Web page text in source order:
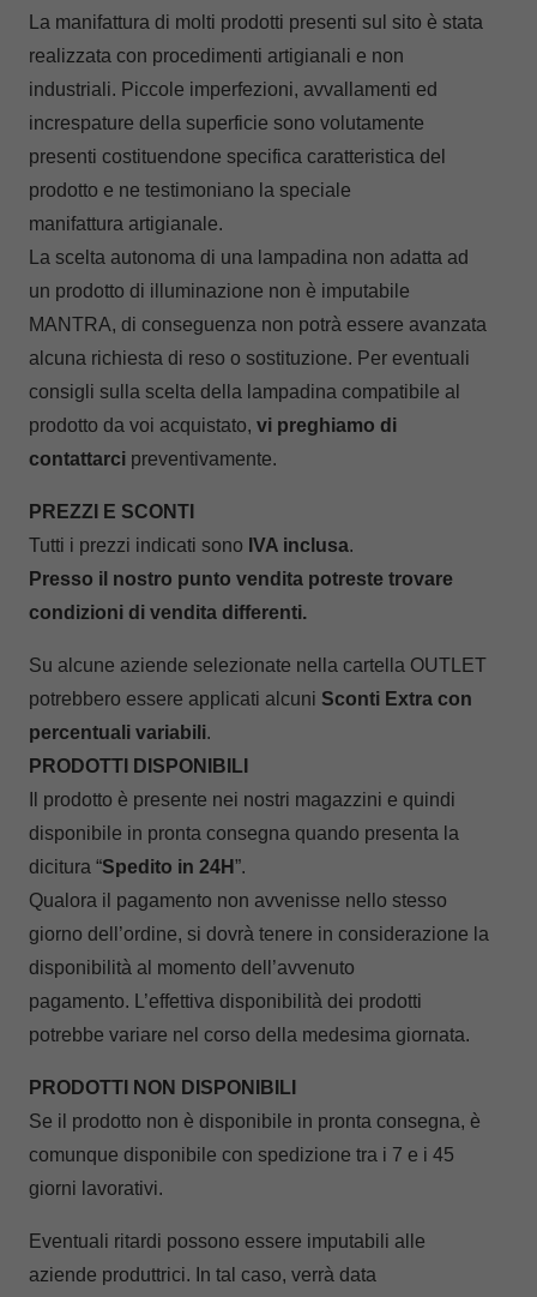
La manifattura di molti prodotti presenti sul sito è stata
realizzata con procedimenti artigianali e non
industriali. Piccole imperfezioni, avvallamenti ed
increspature della superficie sono volutamente
presenti costituendone specifica caratteristica del
prodotto e ne testimoniano la speciale
manifattura artigianale.
La scelta autonoma di una lampadina non adatta ad
un prodotto di illuminazione non è imputabile
MANTRA, di conseguenza non potrà essere avanzata
alcuna richiesta di reso o sostituzione. Per eventuali
consigli sulla scelta della lampadina compatibile al
prodotto da voi acquistato, vi preghiamo di
contattarci preventivamente.
PREZZI E SCONTI
Tutti i prezzi indicati sono IVA inclusa.
Presso il nostro punto vendita potreste trovare
condizioni di vendita differenti.
Su alcune aziende selezionate nella cartella OUTLET
potrebbero essere applicati alcuni Sconti Extra con
percentuali variabili.
PRODOTTI DISPONIBILI
Il prodotto è presente nei nostri magazzini e quindi
disponibile in pronta consegna quando presenta la
dicitura “Spedito in 24H ”.
Qualora il pagamento non avvenisse nello stesso
giorno dell’ordine, si dovrà tenere in considerazione la
disponibilità al momento dell’avvenuto
pagamento. L’effettiva disponibilità dei prodotti
potrebbe variare nel corso della medesima giornata.
PRODOTTI NON DISPONIBILI
Se il prodotto non è disponibile in pronta consegna, è
comunque disponibile con spedizione tra i 7 e i 45
giorni lavorativi.
Eventuali ritardi possono essere imputabili alle
aziende produttrici. In tal caso, verrà data